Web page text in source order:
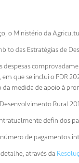
o Ministério da
das Estratégias de
despesas
que se inclui o PDR
medida de apoio à
Rural
definidos
de pagamentos
através da